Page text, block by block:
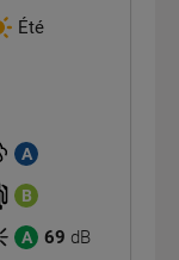
Été
A
B
A 69 dB